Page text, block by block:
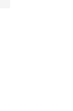
€ 129,99 auf €